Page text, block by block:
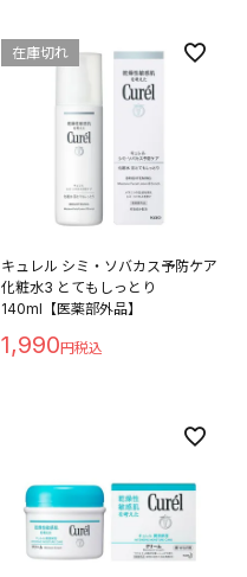
キュレル シミ・ソバカス予防ケア
化粧水3 とてもしっとり
140ml【医薬部外品】
1,990
在庫切れ